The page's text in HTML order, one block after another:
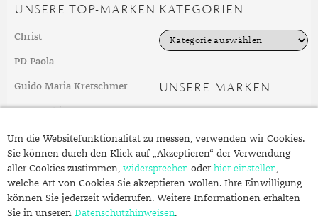
UNSERE TOP-MARKEN
Christ
PD Paola
Guido Maria Kretschmer
weitere Top-Marken
KATEGORIEN
K
a
o
n
UNSERE MARKEN
FOLGEN SIE UNS ÜBER SCHMUCK.DE
Fragen zu Ihrer Bestellung?
Um die Websitefunktionalität zu messen, verwenden wir Cookies.
Sie können durch den Klick auf „Akzeptieren“ der Verwendung
aller Cookies zustimmen, widersprechenoder hier einstellen,
welche Art von Cookies Sie akzeptieren wollen. Ihre Einwilligung
können Sie jederzeit widerrufen. Weitere Informationen erhalten
Sie in unseren Datenschutzhinweisen.